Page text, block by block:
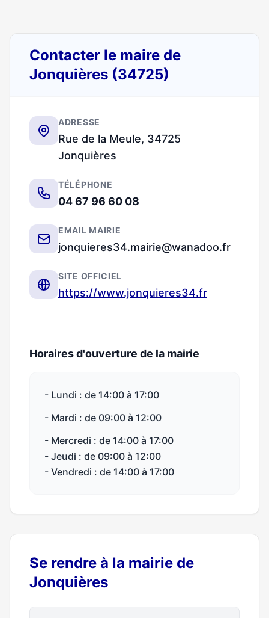
Contacter le maire de
Jonquières (34725)
ADRESSE
Rue de la Meule, 34725
Jonquières
TÉLÉPHONE
04 67 96 60 08
EMAIL MAIRIE
jonquieres34.mairie@wanadoo.fr
SITE OFFICIEL
https://www.jonquieres34.fr
Horaires d'ouverture de la mairie
- Lundi : de 14:00 à 17:00
- Mardi : de 09:00 à 12:00
- Mercredi : de 14:00 à 17:00
- Jeudi : de 09:00 à 12:00
- Vendredi : de 14:00 à 17:00
Se rendre à la mairie de
Jonquières